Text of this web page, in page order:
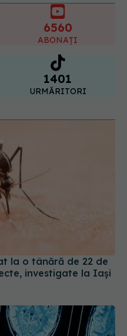
1401
URMĂRITORI
la o tânără de 22 de
investigate la Iași